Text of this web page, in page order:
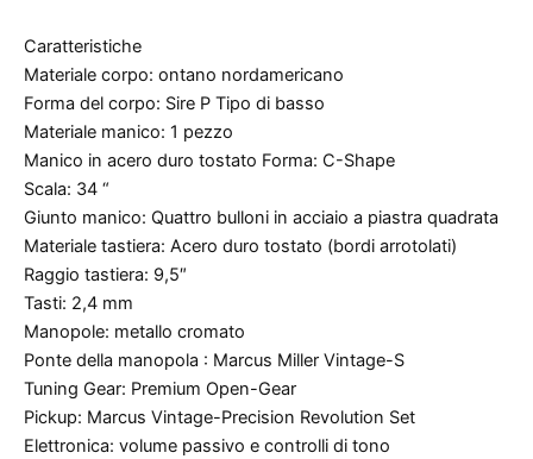
Caratteristiche
Materiale corpo: ontano nordamericano
Forma del corpo: Sire P Tipo di basso
Materiale manico: 1 pezzo
Manico in acero duro tostato Forma: C-Shape
Scala: 34 “
Giunto manico: Quattro bulloni in acciaio a piastra quadrata
Materiale tastiera: Acero duro tostato (bordi arrotolati)
Raggio tastiera: 9,5″
Tasti: 2,4 mm
Manopole: metallo cromato
Ponte della manopola : Marcus Miller Vintage-S
Tuning Gear: Premium Open-Gear
Pickup: Marcus Vintage-Precision Revolution Set
Elettronica: volume passivo e controlli di tono